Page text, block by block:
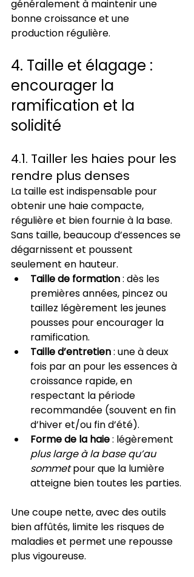
généralement à maintenir une
bonne croissance et une
production régulière.
4. Taille et élagage :
encourager la
ramification et la
solidité
4.1. Tailler les haies pour les
rendre plus denses
La taille est indispensable pour
obtenir une haie compacte,
régulière et bien fournie à la base.
Sans taille, beaucoup d’essences se
dégarnissent et poussent
seulement en hauteur.
Taille de formation : dès les
premières années, pincez ou
taillez légèrement les jeunes
pousses pour encourager la
ramification.
Taille d’entretien : une à deux
fois par an pour les essences à
croissance rapide, en
respectant la période
recommandée (souvent en fin
d’hiver et/ou fin d’été).
Forme de la haie : légèrement
plus large à la base qu’au
sommet pour que la lumière
atteigne bien toutes les parties.
Une coupe nette, avec des outils
bien affûtés, limite les risques de
maladies et permet une repousse
plus vigoureuse.